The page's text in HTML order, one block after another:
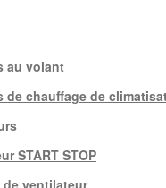
au volant
de chauffage de
START STOP